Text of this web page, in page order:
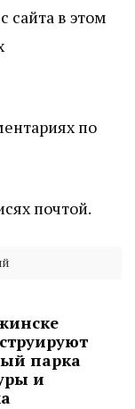
сайта в этом
по
почтой.
парка
и